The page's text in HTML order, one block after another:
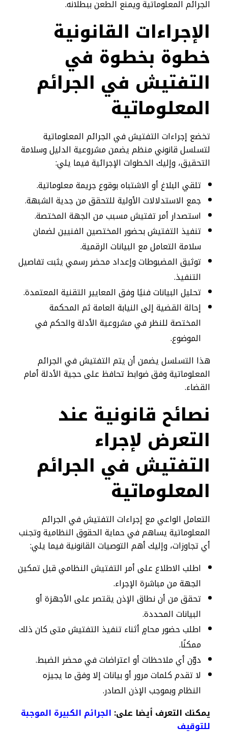
الجرائم المعلوماتية ويمنع الطعن ببطلانه.
الإجراءات القانونية
خطوة بخطوة في
التفتيش في الجرائم
المعلوماتية
تخضع إجراءات التفتيش في الجرائم المعلوماتية
لتسلسل قانوني منظم يضمن مشروعية الدليل وسلامة
التحقيق، وإليك الخطوات الإجرائية فيما يلي:
تلقي البلاغ أو الاشتباه بوقوع جريمة معلوماتية.
جمع الاستدلالات الأولية للتحقق من جدية الشبهة.
استصدار أمر تفتيش مسبب من الجهة المختصة.
تنفيذ التفتيش بحضور المختصين الفنيين لضمان
سلامة التعامل مع البيانات الرقمية.
توثيق المضبوطات وإعداد محضر رسمي يثبت تفاصيل
التنفيذ.
تحليل البيانات فنيًا وفق المعايير التقنية المعتمدة.
إحالة القضية إلى النيابة العامة ثم المحكمة
المختصة للنظر في مشروعية الأدلة والحكم في
الموضوع.
هذا التسلسل يضمن أن يتم التفتيش في الجرائم
المعلوماتية وفق ضوابط تحافظ على حجية الأدلة أمام
القضاء.
نصائح قانونية عند
التعرض لإجراء
التفتيش في الجرائم
المعلوماتية
التعامل الواعي مع إجراءات التفتيش في الجرائم
المعلوماتية يساهم في حماية الحقوق النظامية وتجنب
أي تجاوزات، وإليك أهم التوصيات القانونية فيما يلي:
اطلب الاطلاع على أمر التفتيش النظامي قبل تمكين
الجهة من مباشرة الإجراء.
تحقق من أن نطاق الإذن يقتصر على الأجهزة أو
البيانات المحددة.
اطلب حضور محامٍ أثناء تنفيذ التفتيش متى كان ذلك
ممكنًا.
دوّن أي ملاحظات أو اعتراضات في محضر الضبط.
لا تقدم كلمات مرور أو بيانات إلا وفق ما يجيزه
النظام وبموجب الإذن الصادر.
يمكنك التعرف أيضا على: الجرائم الكبيرة الموجبة
للتوقيف